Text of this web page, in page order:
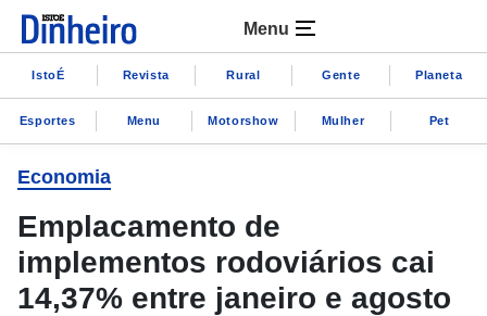
Menu
IstoÉ Revista Rural Gente Planeta
Esportes Menu Motorshow Mulher Pet
Economia
Emplacamento de
implementos rodoviários cai
14,37% entre janeiro e agosto